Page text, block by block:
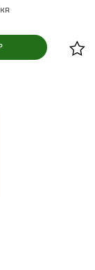
KR